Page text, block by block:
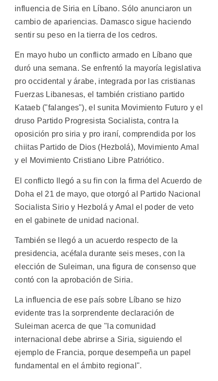
influencia de Siria en Líbano. Sólo anunciaron un
cambio de apariencias. Damasco sigue haciendo
sentir su peso en la tierra de los cedros.
En mayo hubo un conflicto armado en Líbano que
duró una semana. Se enfrentó la mayoría legislativa
pro occidental y árabe, integrada por las cristianas
Fuerzas Libanesas, el también cristiano partido
Kataeb ("falanges"), el sunita Movimiento Futuro y el
druso Partido Progresista Socialista, contra la
oposición pro siria y pro iraní, comprendida por los
chiitas Partido de Dios (Hezbolá), Movimiento Amal
y el Movimiento Cristiano Libre Patriótico.
El conflicto llegó a su fin con la firma del Acuerdo de
Doha el 21 de mayo, que otorgó al Partido Nacional
Socialista Sirio y Hezbolá y Amal el poder de veto
en el gabinete de unidad nacional.
También se llegó a un acuerdo respecto de la
presidencia, acéfala durante seis meses, con la
elección de Suleiman, una figura de consenso que
contó con la aprobación de Siria.
La influencia de ese país sobre Líbano se hizo
evidente tras la sorprendente declaración de
Suleiman acerca de que "la comunidad
internacional debe abrirse a Siria, siguiendo el
ejemplo de Francia, porque desempeña un papel
fundamental en el ámbito regional".